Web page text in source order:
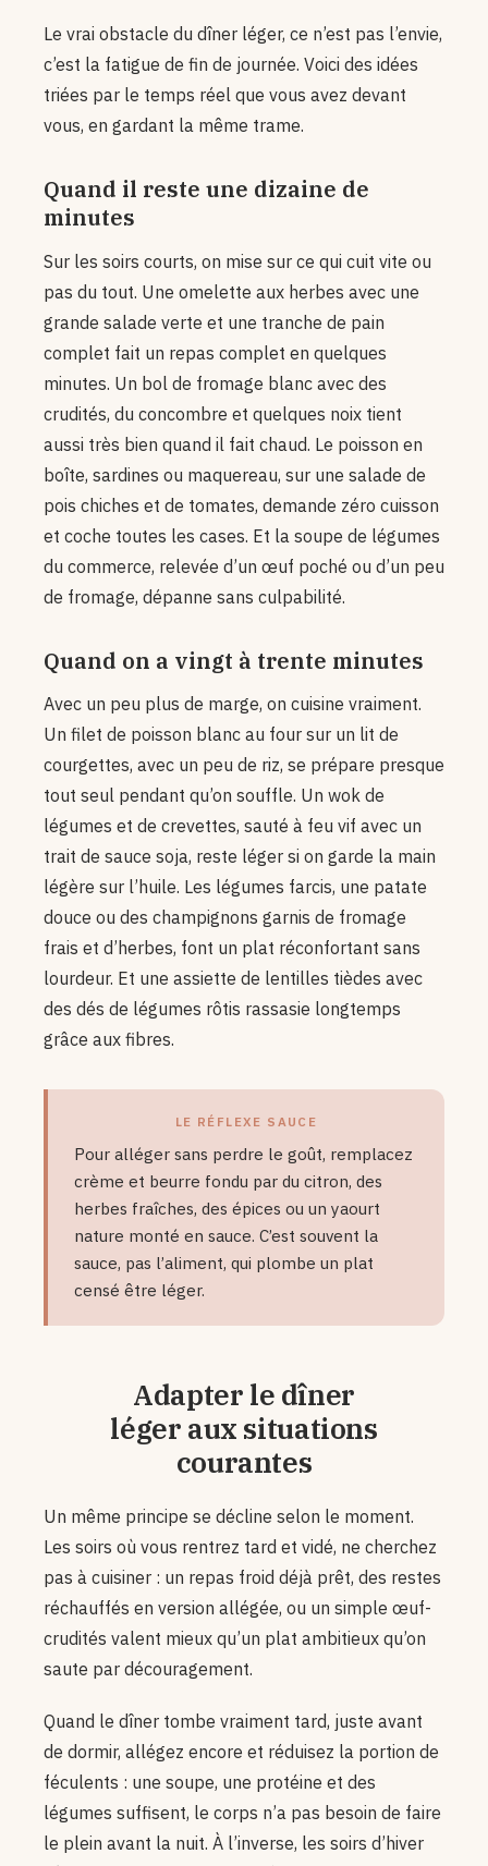
Le vrai obstacle du dîner léger, ce n’est pas l’envie,
c’est la fatigue de fin de journée. Voici des idées
triées par le temps réel que vous avez devant
vous, en gardant la même trame.
Quand il reste une dizaine de
minutes
Sur les soirs courts, on mise sur ce qui cuit vite ou
pas du tout. Une omelette aux herbes avec une
grande salade verte et une tranche de pain
complet fait un repas complet en quelques
minutes. Un bol de fromage blanc avec des
crudités, du concombre et quelques noix tient
aussi très bien quand il fait chaud. Le poisson en
boîte, sardines ou maquereau, sur une salade de
pois chiches et de tomates, demande zéro cuisson
et coche toutes les cases. Et la soupe de légumes
du commerce, relevée d’un œuf poché ou d’un peu
de fromage, dépanne sans culpabilité.
Quand on a vingt à trente minutes
Avec un peu plus de marge, on cuisine vraiment.
Un filet de poisson blanc au four sur un lit de
courgettes, avec un peu de riz, se prépare presque
tout seul pendant qu’on souffle. Un wok de
légumes et de crevettes, sauté à feu vif avec un
trait de sauce soja, reste léger si on garde la main
légère sur l’huile. Les légumes farcis, une patate
douce ou des champignons garnis de fromage
frais et d’herbes, font un plat réconfortant sans
lourdeur. Et une assiette de lentilles tièdes avec
des dés de légumes rôtis rassasie longtemps
grâce aux fibres.
LE RÉFLEXE SAUCE
Pour alléger sans perdre le goût, remplacez
crème et beurre fondu par du citron, des
herbes fraîches, des épices ou un yaourt
nature monté en sauce. C’est souvent la
sauce, pas l’aliment, qui plombe un plat
censé être léger.
Adapter le dîner
léger aux situations
courantes
Un même principe se décline selon le moment.
Les soirs où vous rentrez tard et vidé, ne cherchez
pas à cuisiner : un repas froid déjà prêt, des restes
réchauffés en version allégée, ou un simple œuf-
crudités valent mieux qu’un plat ambitieux qu’on
saute par découragement.
Quand le dîner tombe vraiment tard, juste avant
de dormir, allégez encore et réduisez la portion de
féculents : une soupe, une protéine et des
légumes suffisent, le corps n’a pas besoin de faire
le plein avant la nuit. À l’inverse, les soirs d’hiver